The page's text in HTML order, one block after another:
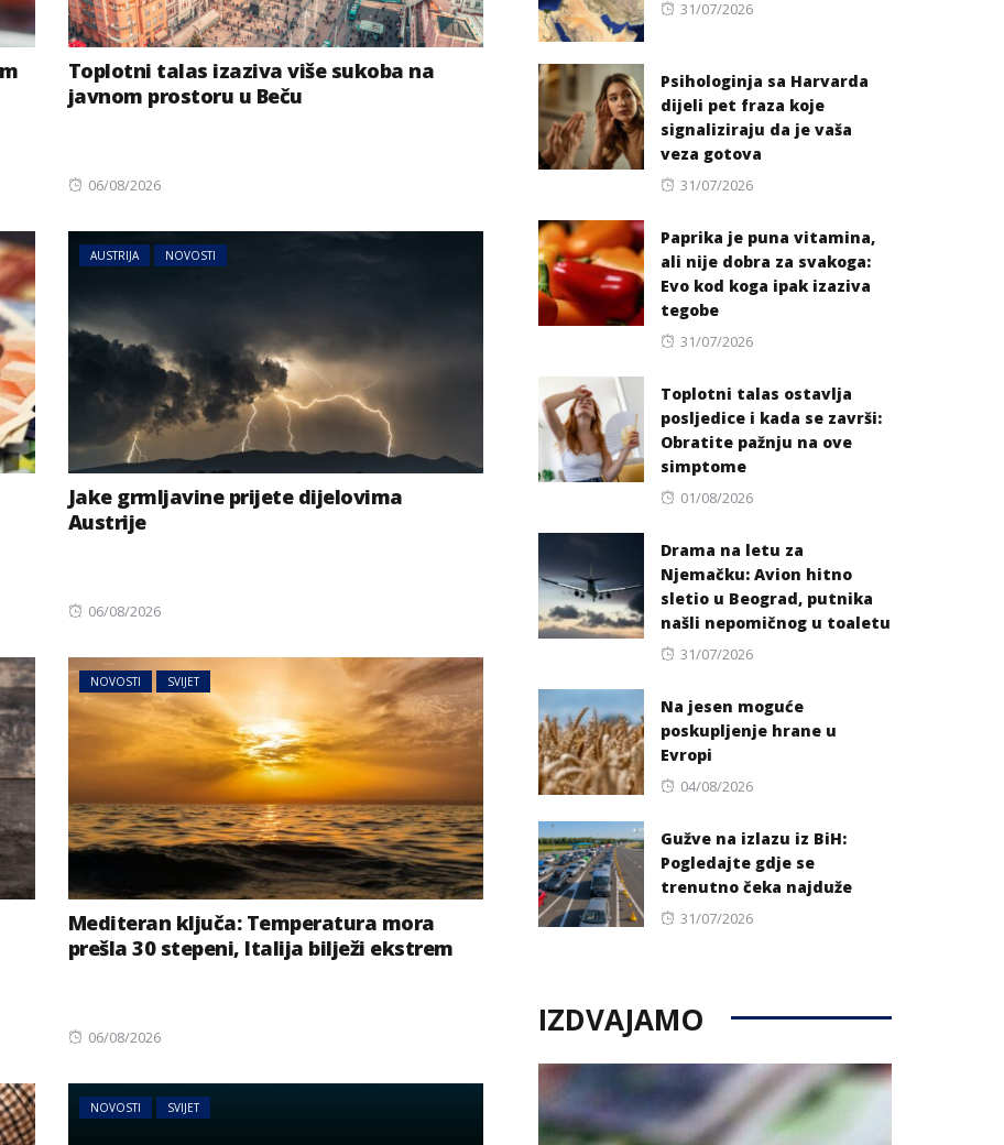
Toplotni talas izaziva više sukoba na
javnom prostoru u Beču
Posted
06/08/2026
AUSTRIJA NOVOSTI
Jake grmljavine prijete dijelovima
Austrije
Posted
06/08/2026
NOVOSTI SVIJET
Mediteran ključa: Temperatura mora
prešla 30 stepeni, Italija bilježi ekstrem
Posted
06/08/2026
NOVOSTI SVIJET
Posted
31/07/2026
Psihologinja sa Harvarda
dijeli pet fraza koje
signaliziraju da je vaša
veza gotova
Posted
31/07/2026
Paprika je puna vitamina,
ali nije dobra za svakoga:
Evo kod koga ipak izaziva
tegobe
Posted
31/07/2026
Toplotni talas ostavlja
posljedice i kada se završi:
Obratite pažnju na ove
simptome
Posted
01/08/2026
Drama na letu za
Njemačku: Avion hitno
sletio u Beograd, putnika
našli nepomičnog u toaletu
Posted
31/07/2026
Na jesen moguće
poskupljenje hrane u
Evropi
Posted
04/08/2026
Gužve na izlazu iz BiH:
Pogledajte gdje se
trenutno čeka najduže
Posted
31/07/2026
IZDVAJAMO